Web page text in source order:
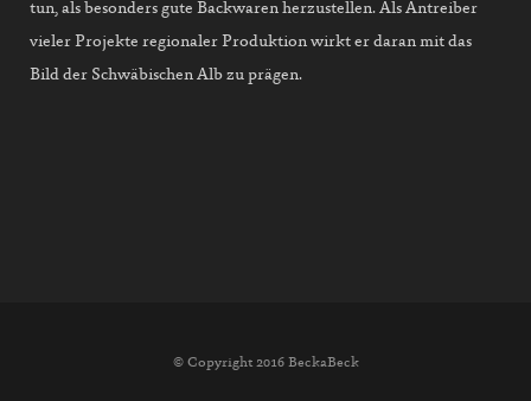
tun, als besonders gute Backwaren herzustellen. Als Antreiber
vieler Projekte regionaler Produktion wirkt er daran mit das
Bild der Schwäbischen Alb zu prägen.
© Copyright 2016 BeckaBeck